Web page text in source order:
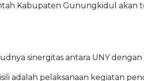
Kabupaten Gunungkidul
sinergitas antara UNY
adalah pelaksanaan kegiatan